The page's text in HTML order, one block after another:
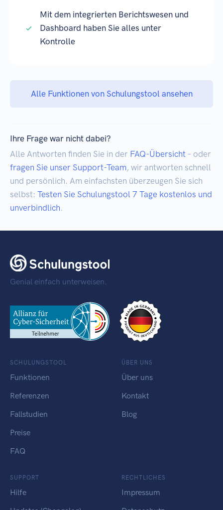
Mit dem integrierten Berichtswesen und
Dashboard haben Sie alles unter
Kontrolle
Alle Funktionen von Schulungstool ansehen
Ihre Frage war nicht dabei?
Alle Antworten finden Sie in der FAQ-Übersicht – oder
fragen Sie unser Support-Team, wir antworten schnell
und persönlich. Am einfachsten überzeugen Sie sich
selbst: Testen Sie Schulungstool 7 Tage kostenlos und
unverbindlich.
Genial einfach unterweisen.
SCHULUNGSTOOL
Funktionen
Referenzen
Fallstudien
Preise
FAQ
ÜBER UNS
Über uns
Kontakt
Blog
SUPPORT
Hilfe
RECHTLICHES
Impressum